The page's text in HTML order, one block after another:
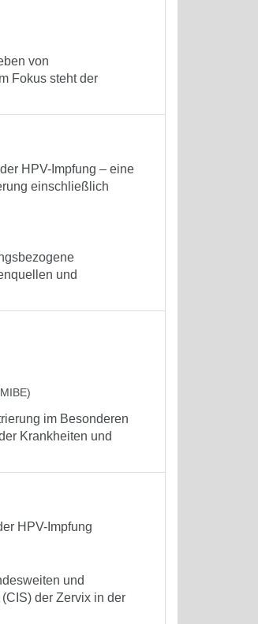
von
Fokus steht der
HPV-Impfung – eine
einschließlich
und
im Besonderen
Krankheiten und
HPV-Impfung
und
der Zervix in der